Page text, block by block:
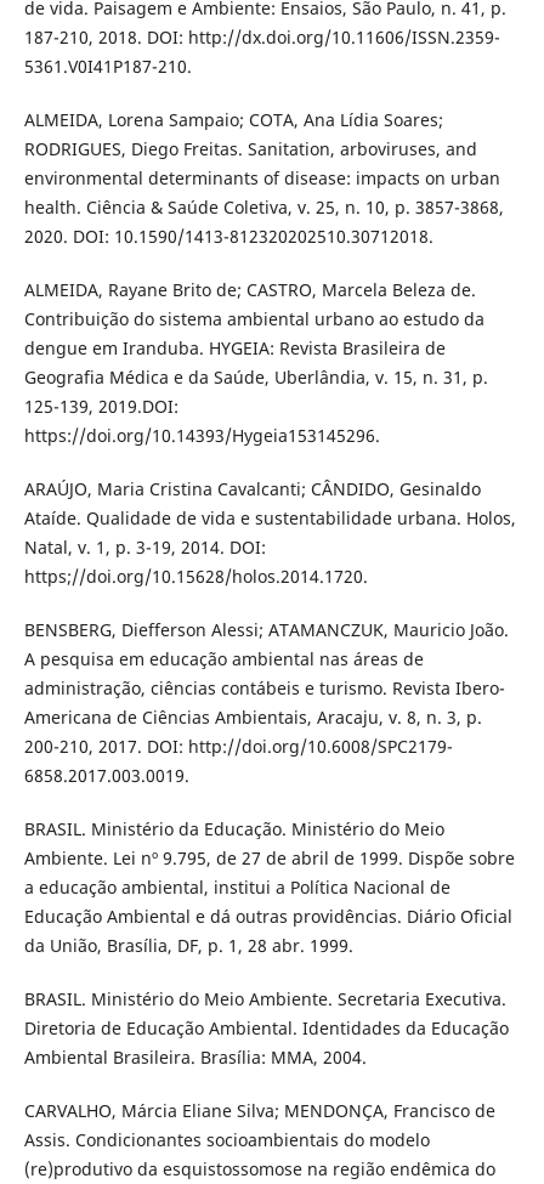
de vida. Paisagem e Ambiente: Ensaios, São Paulo, n. 41, p.
187-210, 2018. DOI: http://dx.doi.org/10.11606/ISSN.2359-
5361.V0I41P187-210.
ALMEIDA, Lorena Sampaio; COTA, Ana Lídia Soares;
RODRIGUES, Diego Freitas. Sanitation, arboviruses, and
environmental determinants of disease: impacts on urban
health. Ciência & Saúde Coletiva, v. 25, n. 10, p. 3857-3868,
2020. DOI: 10.1590/1413-812320202510.30712018.
ALMEIDA, Rayane Brito de; CASTRO, Marcela Beleza de.
Contribuição do sistema ambiental urbano ao estudo da
dengue em Iranduba. HYGEIA: Revista Brasileira de
Geografia Médica e da Saúde, Uberlândia, v. 15, n. 31, p.
125-139, 2019.DOI:
https://doi.org/10.14393/Hygeia153145296.
ARAÚJO, Maria Cristina Cavalcanti; CÂNDIDO, Gesinaldo
Ataíde. Qualidade de vida e sustentabilidade urbana. Holos,
Natal, v. 1, p. 3-19, 2014. DOI:
https;//doi.org/10.15628/holos.2014.1720.
BENSBERG, Diefferson Alessi; ATAMANCZUK, Mauricio João.
A pesquisa em educação ambiental nas áreas de
administração, ciências contábeis e turismo. Revista Ibero-
Americana de Ciências Ambientais, Aracaju, v. 8, n. 3, p.
200-210, 2017. DOI: http://doi.org/10.6008/SPC2179-
6858.2017.003.0019.
BRASIL. Ministério da Educação. Ministério do Meio
Ambiente. Lei nº 9.795, de 27 de abril de 1999. Dispõe sobre
a educação ambiental, institui a Política Nacional de
Educação Ambiental e dá outras providências. Diário Oficial
da União, Brasília, DF, p. 1, 28 abr. 1999.
BRASIL. Ministério do Meio Ambiente. Secretaria Executiva.
Diretoria de Educação Ambiental. Identidades da Educação
Ambiental Brasileira. Brasília: MMA, 2004.
CARVALHO, Márcia Eliane Silva; MENDONÇA, Francisco de
Assis. Condicionantes socioambientais do modelo
(re)produtivo da esquistossomose na região endêmica do